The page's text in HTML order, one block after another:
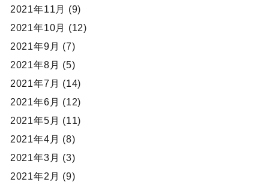
2021年11月 (9)
2021年10月 (12)
2021年9月 (7)
2021年8月 (5)
2021年7月 (14)
2021年6月 (12)
2021年5月 (11)
2021年4月 (8)
2021年3月 (3)
2021年2月 (9)